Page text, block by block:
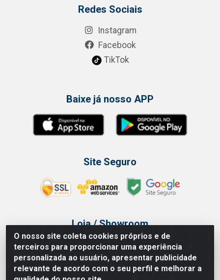
O nosso site coleta cookies próprios e de
terceiros para proporcionar uma experiência
personalizada ao usuário, apresentar publicidade
relevante de acordo com o seu perfil e melhorar a
Redes Sociais
Instagram
Facebook
TikTok
Baixe já nosso APP
Site Seguro
Loja / Showroom
Tel.: (11) 3314 6400
Av Vautier, 468 - Pari - São Paulo/SP